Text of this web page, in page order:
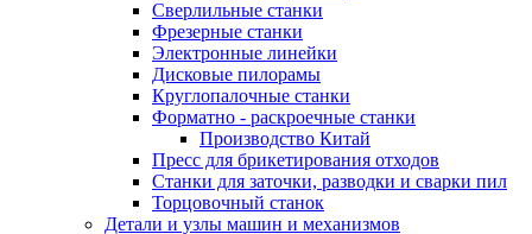
Сверлильные станки
Фрезерные станки
Электронные линейки
Дисковые пилорамы
Круглопалочные станки
Форматно - раскроечные станки
Производство Китай
Пресс для брикетирования отходов
Станки для заточки, разводки и сварки пил
Торцовочный станок
Детали и узлы машин и механизмов